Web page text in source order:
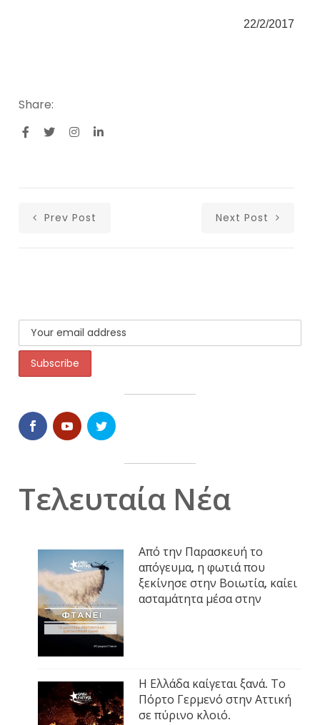
22/2/2017
Share:
Prev Post Next Post
Τελευταία Νέα
Από την Παρασκευή το
απόγευμα, η φωτιά που
ξεκίνησε στην Βοιωτία, καίει
ασταμάτητα μέσα στην
Η Ελλάδα καίγεται ξανά. Το
Πόρτο Γερμενό στην Αττική
σε πύρινο κλοιό.